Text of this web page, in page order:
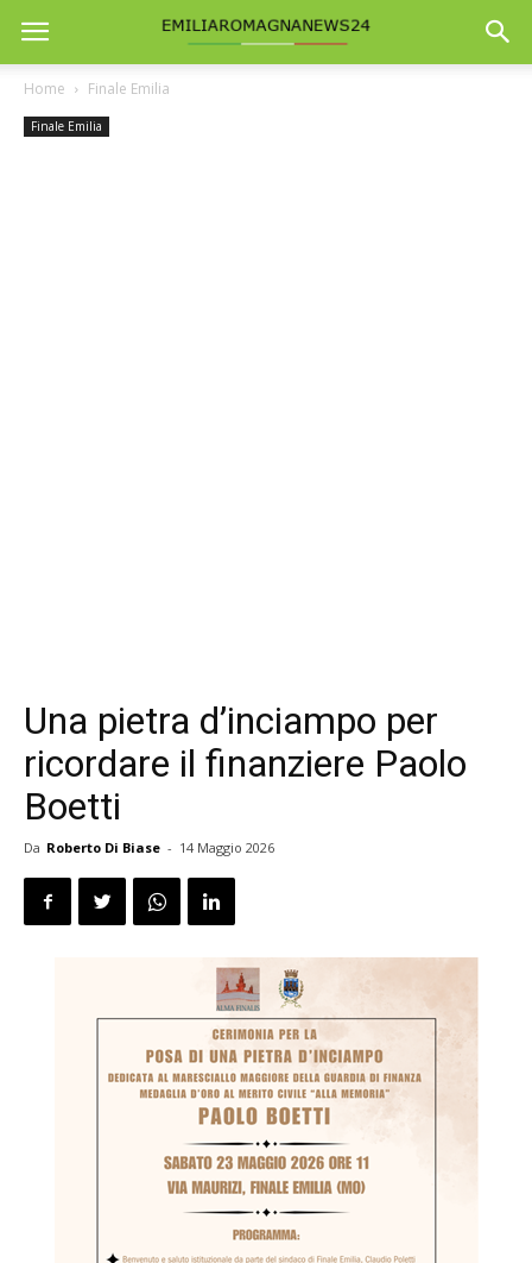
Home Finale Emilia
Finale Emilia
Una pietra d’inciampo per
ricordare il finanziere Paolo
Boetti
Da Roberto Di Biase - 14 Maggio 2026